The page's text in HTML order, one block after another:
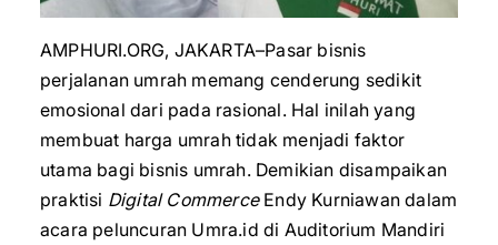
AMPHURI.ORG, JAKARTA–Pasar bisnis
perjalanan umrah memang cenderung sedikit
emosional dari pada rasional. Hal inilah yang
membuat harga umrah tidak menjadi faktor
utama bagi bisnis umrah. Demikian disampaikan
praktisi Digital CommerceEndy Kurniawan dalam
acara peluncuran Umra.id di Auditorium Mandiri